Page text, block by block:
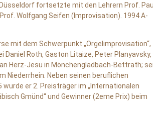
fortsetzte mit den Lehrern Prof. Paul
Wolfgang Seifen (Improvisation). 1994 A-
mit dem Schwerpunkt „Orgelimprovisation“,
Daniel Roth, Gaston Litaize, Peter Planyavsky,
Herz-Jesu in Mönchengladbach-Bettrath; seit
Niederrhein. Neben seinen beruflichen
er 2. Preisträger im „Internationalen
Gmünd“ und Gewinner (2eme Prix) beim